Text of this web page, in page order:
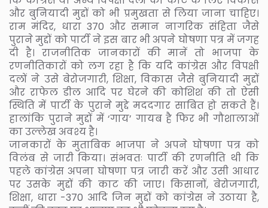
और बुनियादी मुद्दों को भी प्रमुखता से लिया जाना चाहिए।
राम मंदिर, धारा 370 और समान नागरिक संहिता जैसे
पुराने मुद्दों को पार्टी ने इस बार भी अपने घोषणा पत्र में जगह
दी है। राजनीतिक जानकारों की मानें तो भाजपा के
रणनीतिकारों को लग रहा है कि यदि कांग्रेस और विपक्षी
दलों ने उसे बेरोजगारी, शिक्षा, विकास जैसे बुनियादी मुद्दों
और राफेल डील आदि पर घेरने की कोशिश की तो ऐसी
स्थिति में पार्टी के पुराने मुद्दे मददगार साबित हो सकते हैं।
हालांकि पुराने मुद्दों में ‘गाय’ गायब है फिर भी गौशालाओं
का उल्लेख अवश्य है।
जानकारों के मुताबिक भाजपा ने अपने घोषणा पत्र को
विलंब से जारी किया। संभवतः पार्टी की रणनीति थी कि
पहले कांग्रेस अपना घोषणा पत्र जारी करें और उसी आधार
पर उसके मुद्दों की काट की जाए। किसानों, बेरोजगारी,
शिक्षा, धारा -370 आदि जिन मुद्दों को कांग्रेस ने उठाया है,